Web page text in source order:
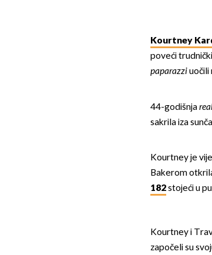
Kourtney
poveći
paparazziuočili
44-godišnja
sakrila iza
Kourtney je
Bakerom
182stojeći u
Kourtney i
započeli su